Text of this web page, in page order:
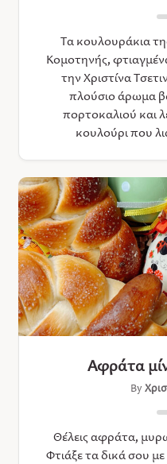
Τα κουλουράκια
Κομοτηνής,
την Χριστίνα
πλούσιο άρωμα
πορτοκαλιού και
κουλούρι που
Αφράτα
By
Θέλεις αφράτα,
Φτιάξε τα δικά σου